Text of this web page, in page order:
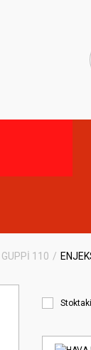
GUPPİ 110